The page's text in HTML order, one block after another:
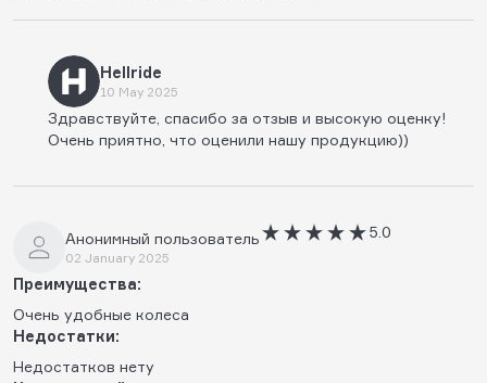
Hellride
10 May 2025
Здравствуйте, спасибо за отзыв и высокую оценку!
Очень приятно, что оценили нашу продукцию))
Анонимный пользователь
02 January 2025
5.0
Преимущества:
Очень удобные колеса
Недостатки:
Недостатков нету